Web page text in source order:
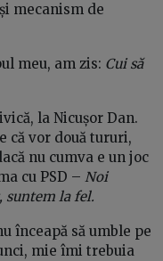
mecanism de
meu, am zis: Cui să
la Nicușor Dan.
că vor două tururi,
nu cumva e un joc
cu PSD – Noi
suntem la fel.
înceapă să umble pe
mie îmi trebuia